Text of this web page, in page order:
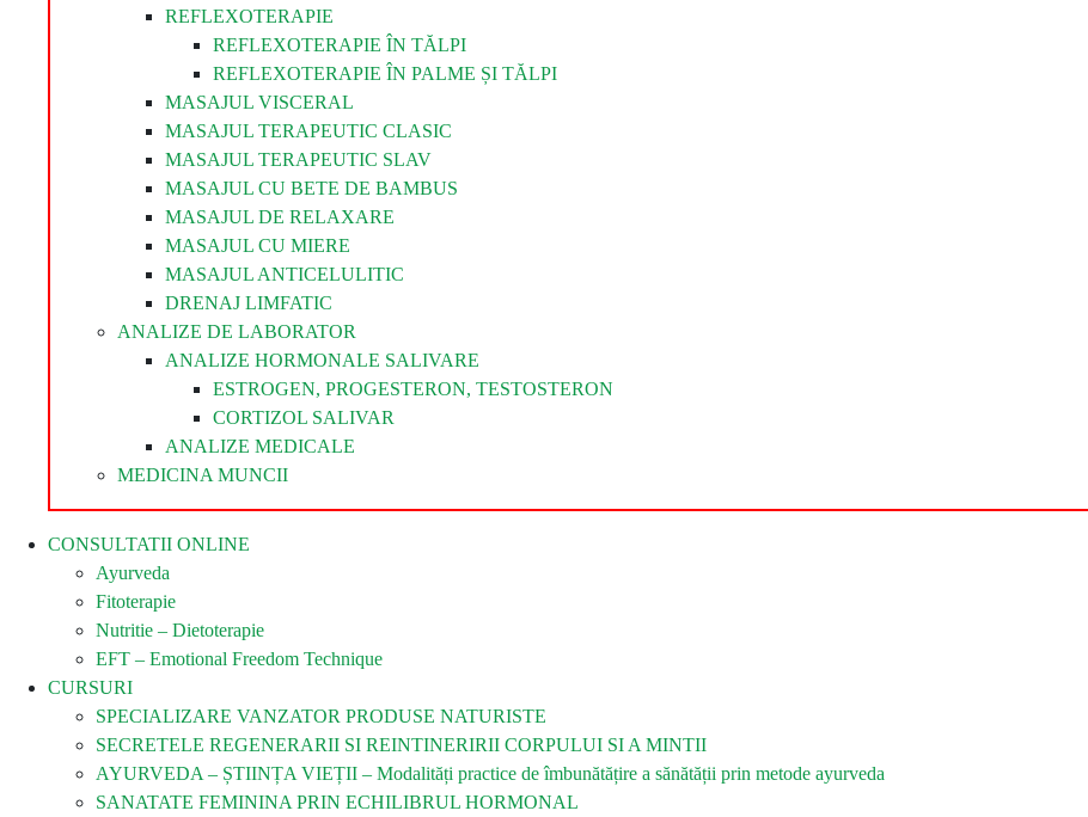
REFLEXOTERAPIE
REFLEXOTERAPIE ÎN TĂLPI
REFLEXOTERAPIE ÎN PALME ȘI TĂLPI
MASAJUL VISCERAL
MASAJUL TERAPEUTIC CLASIC
MASAJUL TERAPEUTIC SLAV
MASAJUL CU BETE DE BAMBUS
MASAJUL DE RELAXARE
MASAJUL CU MIERE
MASAJUL ANTICELULITIC
DRENAJ LIMFATIC
ANALIZE DE LABORATOR
ANALIZE HORMONALE SALIVARE
ESTROGEN, PROGESTERON, TESTOSTERON
CORTIZOL SALIVAR
ANALIZE MEDICALE
MEDICINA MUNCII
CONSULTATII ONLINE
Ayurveda
Fitoterapie
Nutritie – Dietoterapie
EFT – Emotional Freedom Technique
CURSURI
SPECIALIZARE VANZATOR PRODUSE NATURISTE
SECRETELE REGENERARII SI REINTINERIRII CORPULUI SI A MINTII
AYURVEDA – ȘTIINȚA VIEȚII – Modalități practice de îmbunătățire a sănătății prin metode ayurveda
SANATATE FEMININA PRIN ECHILIBRUL HORMONAL